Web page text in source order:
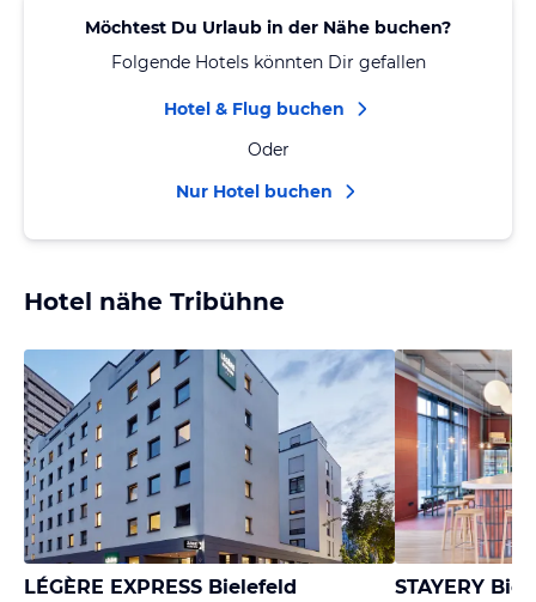
Möchtest Du Urlaub in der Nähe buchen?
Folgende Hotels könnten Dir gefallen
Hotel & Flug buchen
Oder
Nur Hotel buchen
Hotel nähe Tribühne
LÉGÈRE EXPRESS Bielefeld STAYERY